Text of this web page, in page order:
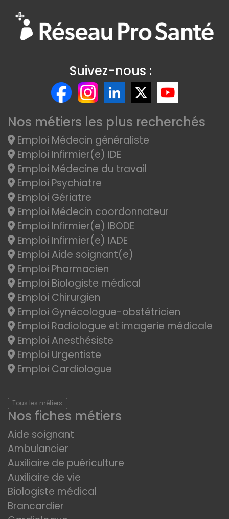
Suivez-nous :
Nos métiers les plus recherchés
Emploi Médecin généraliste
Emploi Infirmier(e) IDE
Emploi Médecine du travail
Emploi Psychiatre
Emploi Gériatre
Emploi Médecin coordonnateur
Emploi Infirmier(e) IBODE
Emploi Infirmier(e) IADE
Emploi Aide soignant(e)
Emploi Pharmacien
Emploi Biologiste médical
Emploi Chirurgien
Emploi Gynécologue-obstétricien
Emploi Radiologue et imagerie médicale
Emploi Anesthésiste
Emploi Urgentiste
Emploi Cardiologue
Tous les métiers
Nos fiches métiers
Aide soignant
Ambulancier
Auxiliaire de puériculture
Auxiliaire de vie
Biologiste médical
Brancardier